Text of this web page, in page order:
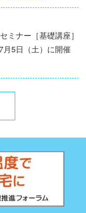
ミナー［基礎講座］
月5日（土）に開催